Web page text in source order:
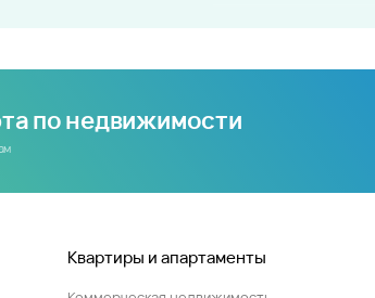
по недвижимости
Квартиры и апартаменты